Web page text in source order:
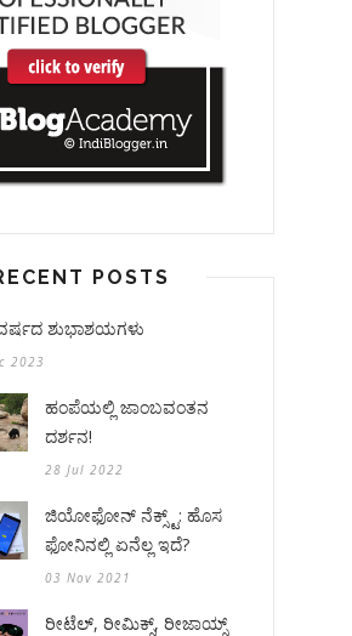
POSTS
ಶುಭಾಶಯಗಳು
2023
ಹಂಪೆಯಲ್ಲಿ ಜಾಂಬವಂತನ
ದರ್ಶನ!
28 Jul 2022
ಜಿಯೋಫೋನ್ ನೆಕ್ಸ್ಟ್: ಹೊಸ
ಫೋನಿನಲ್ಲಿ ಏನೆಲ್ಲ ಇದೆ?
03 Nov 2021
ರೀಟೆಲ್, ರೀಮಿಕ್ಸ್, ರೀಜಾಯ್ಸ್